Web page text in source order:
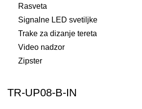
Rasveta
Signalne LED svetiljke
Trake za dizanje tereta
Video nadzor
Zipster
TR-UP08-B-IN